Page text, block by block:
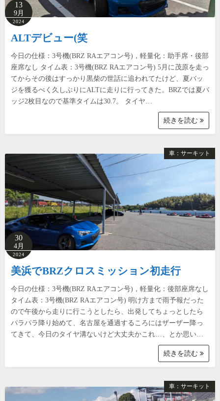
13
9月
2024
ALTデビュー(笑
今日の仕様：3号機(BRZ RAエアコン号)，軽量化：助手席・後部
座席なし タイム表：3号機(BRZ RAエアコン号) 5月に茂原を走っ
てからその後はすっかり黒柴の世話に追われてたけど、夏バッ
ジを獲るべく久しぶりにALTに走りに行ってきた。BRZでは夏バ
ッジ2枚目なので基準タイムは30.7。 タイヤ…
続きを読む
車：サーキット
30
4月
2024
美浜でBRZクロスミッション初走行
今日の仕様：3号機(BRZ RAエアコン号)，軽量化：後部座席なし
タイム表：3号機(BRZ RAエアコン号) 明け方まで雨予報だった
ので午後から走りに行こうとしたら、出発してちょっとしたら
パラパラ降り始めて、名古屋を通過するころにはザーザー降っ
てきて、今日のタイヤ溝ないけど大丈夫かこれ…、とか思い…
続きを読む
車：サーキット